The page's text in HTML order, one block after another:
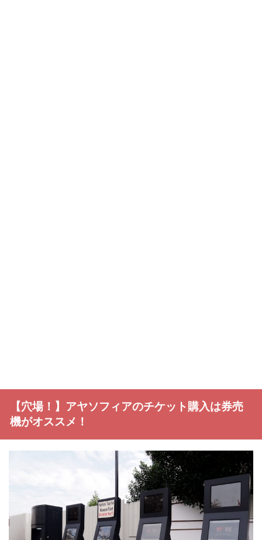
【穴場！】アヤソフィアのチケット購入は券売
機がオススメ！